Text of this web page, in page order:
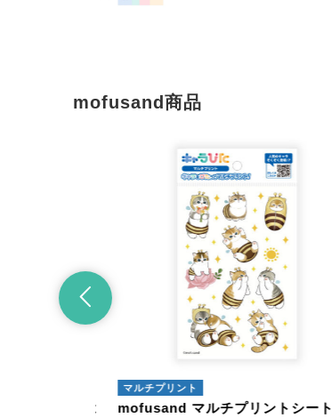
mofusand商品
マルチプリント
mofusand マルチプリントシート は